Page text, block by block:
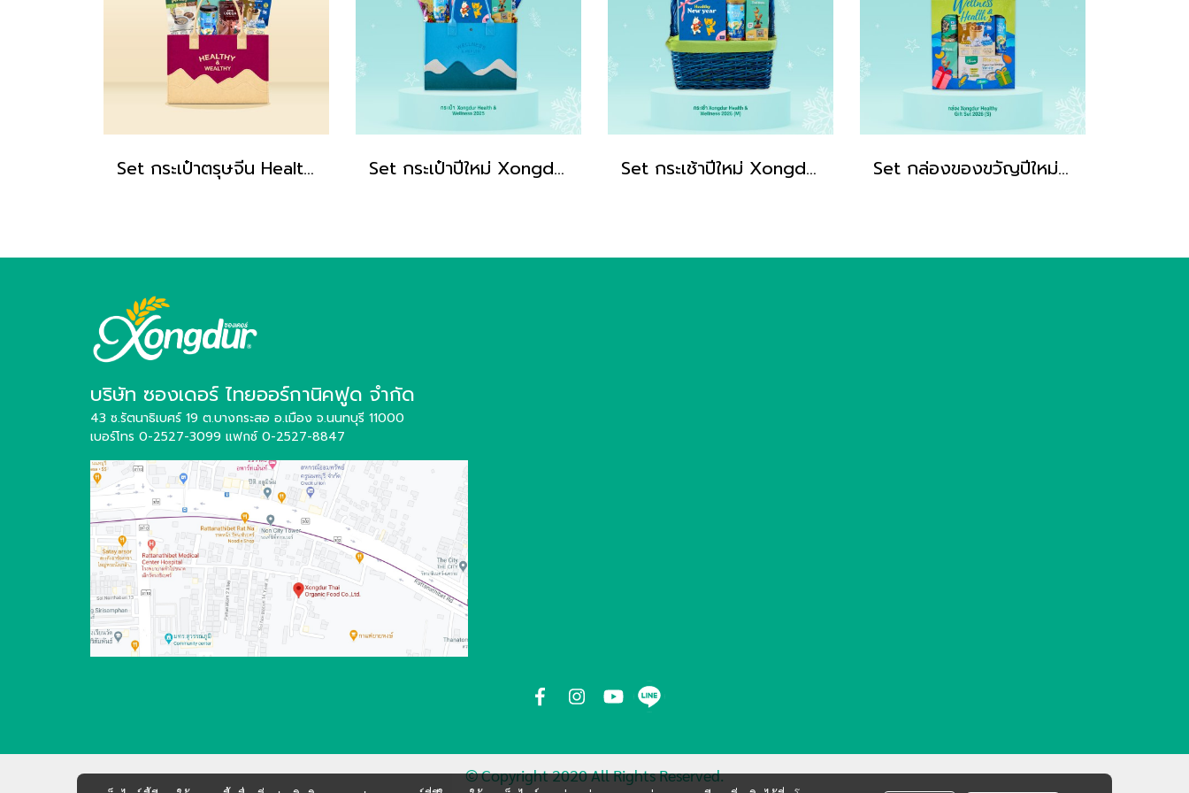
Set กระเป๋าตรุษจีน Healthy & Wealthy Bag 2026 ชุดมั่งมี Set กระเป๋าปีใหม่ Xongdur Healthy Wellness 2026 ของขวัญปีใหม่ Xongdur ซองเดอร์ Set กระเช้าปีใหม่ Xongdur Healthy Wellness 2026 (M) ของขวัญปีใหม่ Xongdur ซองเดอร์ Set กล่องของขวัญปีใหม่ Xongdur Healthy Wellness 2026 (S) Gift set Xongdur ซองเดอร์
บริษัท ซองเดอร์ ไทยออร์กานิคฟูด จำกัด
43 ซ.รัตนาธิเบศร์ 19 ต.บางกระสอ อ.เมือง จ.นนทบุรี 11000
เบอร์โทร 0-2527-3099 แฟกซ์ 0-2527-8847
© Copyright 2020 All Rights Reserved.